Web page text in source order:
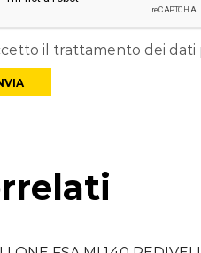
il trattamento dei dati